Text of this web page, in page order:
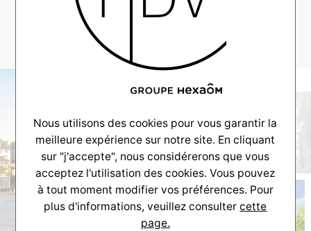
patio_terrasse
Nous utilisons des cookies pour vous garantir la
meilleure expérience sur notre site. En cliquant
sur "j'accepte", nous considérerons que vous
acceptez l'utilisation des cookies. Vous pouvez
à tout moment modifier vos préférences. Pour
plus d'informations, veuillez consultercette
page.